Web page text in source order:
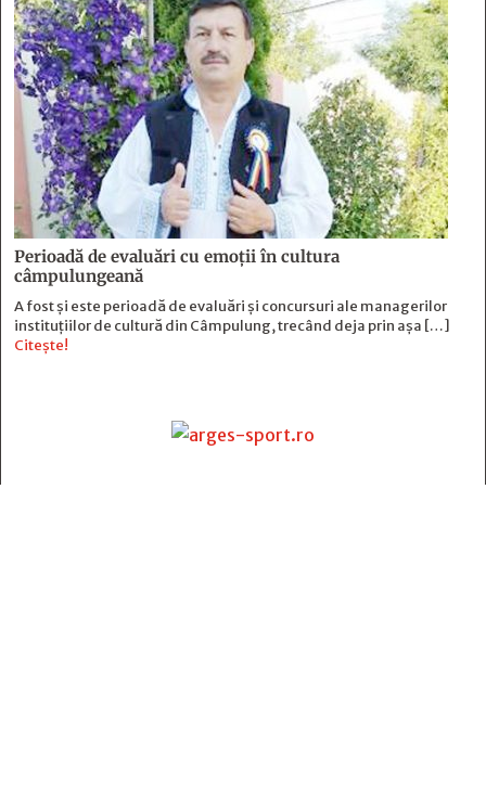
Perioadă de evaluări cu emoţii în cultura
câmpulungeană
A fost și este perioadă de evaluări și concursuri ale managerilor
instituțiilor de cultură din Câmpulung, trecând deja prin așa […]
Citește!